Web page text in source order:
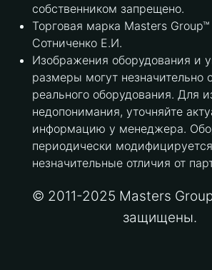
собственником запрещено.
Торговая марка Masters
Сотниченко Е.И.
Изображения оборудования и
размеры могут незначительно
реального оборудования. Для
недопонимания, уточняйте
информацию у менеджера.
периодически
незначительные отличия от
© 2011-2025 Masters
защищены.